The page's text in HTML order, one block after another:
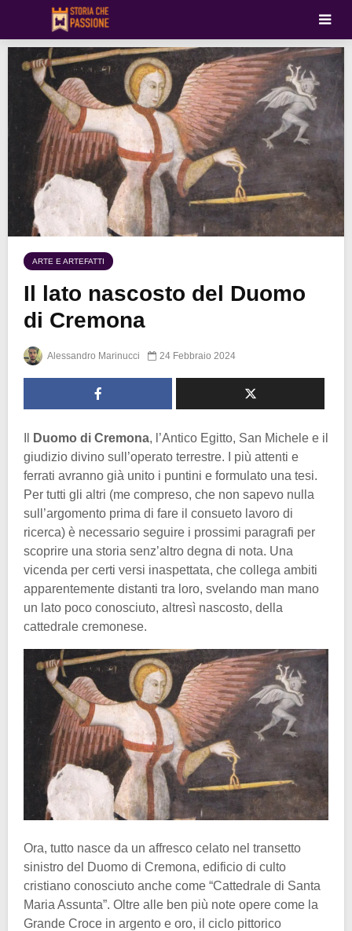
ARTE E ARTEFATTI
Il lato nascosto del Duomo
di Cremona
Alessandro Marinucci 24 Febbraio 2024
Duomo di Cremona, l’Antico Egitto, San Michele e il
giudizio divino sull’operato terrestre. I più attenti e
ferrati avranno già unito i puntini e formulato una tesi.
Per tutti gli altri (me compreso, che non sapevo nulla
sull’argomento prima di fare il consueto lavoro di
ricerca) è necessario seguire i prossimi paragrafi per
scoprire una storia senz’altro degna di nota. Una
vicenda per certi versi inaspettata, che collega ambiti
apparentemente distanti tra loro, svelando man mano
un lato poco conosciuto, altresì nascosto, della
cattedrale cremonese.
Ora, tutto nasce da un affresco celato nel transetto
sinistro del Duomo di Cremona, edificio di culto
cristiano conosciuto anche come “Cattedrale di Santa
Maria Assunta”. Oltre alle ben più note opere come la
Grande Croce in argento e oro, il ciclo pittorico